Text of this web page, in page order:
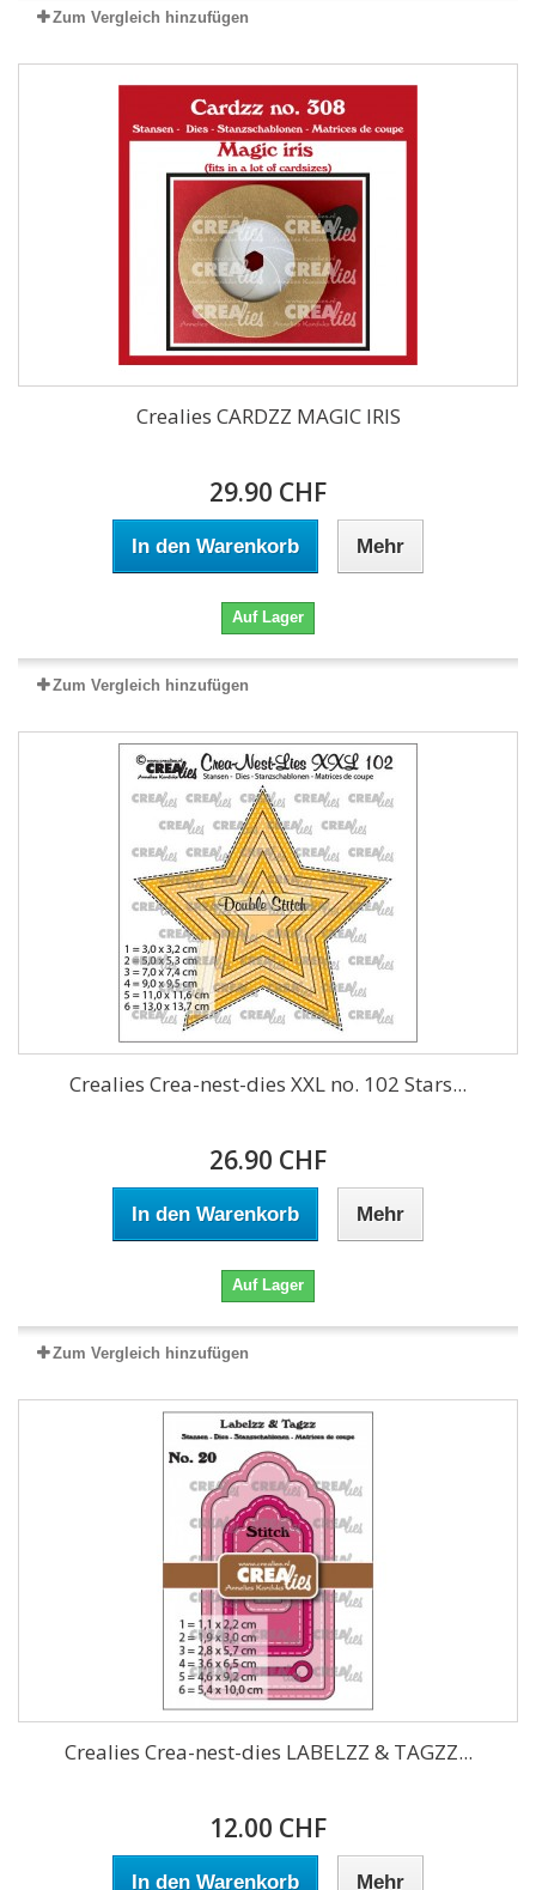
Zum Vergleich hinzufügen
Crealies CARDZZ MAGIC IRIS
29.90 CHF
In den Warenkorb Mehr
Auf Lager
Zum Vergleich hinzufügen
Crealies Crea-nest-dies XXL no. 102 Stars...
26.90 CHF
In den Warenkorb Mehr
Auf Lager
Zum Vergleich hinzufügen
Crealies Crea-nest-dies LABELZZ & TAGZZ...
12.00 CHF
In den Warenkorb Mehr